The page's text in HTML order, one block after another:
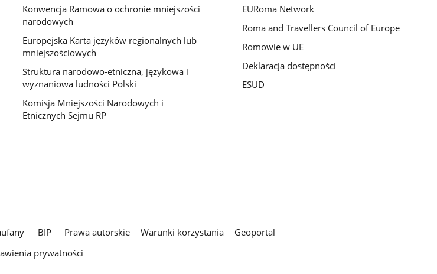
Konwencja Ramowa o ochronie mniejszości
narodowych
Europejska Karta języków regionalnych lub
mniejszościowych
Struktura narodowo-etniczna, językowa i
wyznaniowa ludności Polski
Komisja Mniejszości Narodowych i
Etnicznych Sejmu RP
EURoma Network
Roma and Travellers Council of Europe
Romowie w UE
Deklaracja dostępności
ESUD
BIP Prawa autorskie Warunki korzystania
Geoportal
prywatności